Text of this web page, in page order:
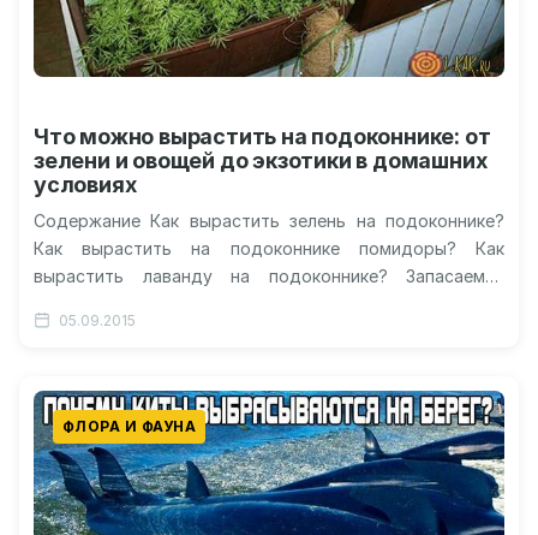
Что можно вырастить на подоконнике: от
зелени и овощей до экзотики в домашних
условиях
Содержание Как вырастить зелень на подоконнике?
Как вырастить на подоконнике помидоры? Как
вырастить лаванду на подоконнике? Запасаемся
Видео о…
05.09.2015
ФЛОРА И ФАУНА